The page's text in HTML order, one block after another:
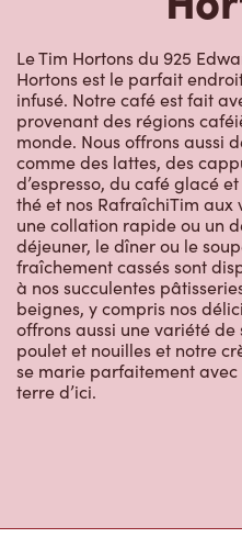
Le Tim Hortons du 925
Hortons est le parfait
infusé. Notre café est fait
provenant des régions
monde. Nous offrons aussi
comme des lattes, des
d’espresso, du café glacé
thé et nos RafraîchiTim
une collation rapide ou un
déjeuner, le dîner ou le
fraîchement cassés sont
à nos succulentes
beignes, y compris nos
offrons aussi une variété
poulet et nouilles et notre
se marie parfaitement
terre d’ici.